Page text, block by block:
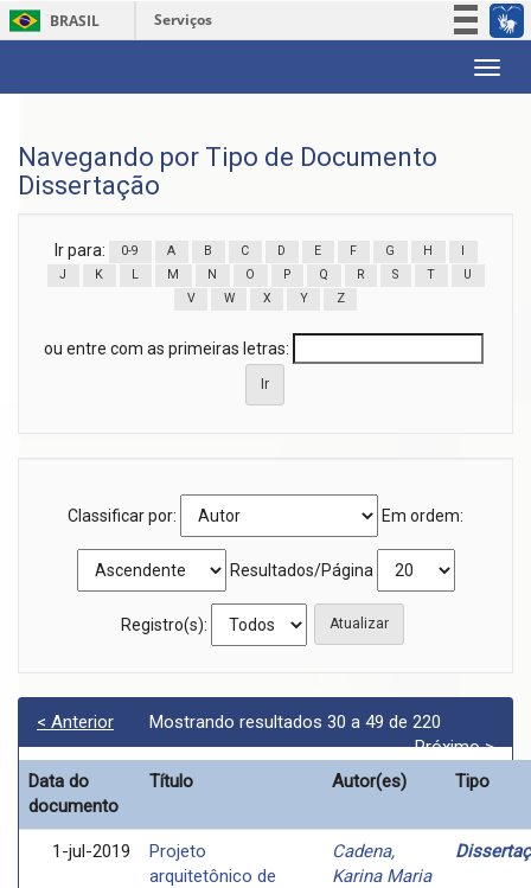
BRASIL
Serviços
Acesso à informação
Canais
Navegando por Tipo de Documento
Dissertação
Ir para: 0-9 A B C D E F G H
J
K L M N O P Q R S T
U
V
W X Y Z
ou entre com as primeiras letras:
Classificar por: Em ordem:
Resultados/Página
Registro(s):
Mostrando resultados 30 a 49 de 220
< Anterior
Próximo >
Data do
documento
Título Autor(es) Tipo
1-jul-2019
Projeto
arquitetônico de
Cadena,
Karina Maria